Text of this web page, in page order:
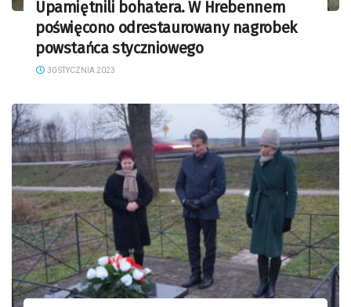
Upamiętnili bohatera. W Hrebennem
poświęcono odrestaurowany nagrobek
powstańca styczniowego
30 STYCZNIA 2023